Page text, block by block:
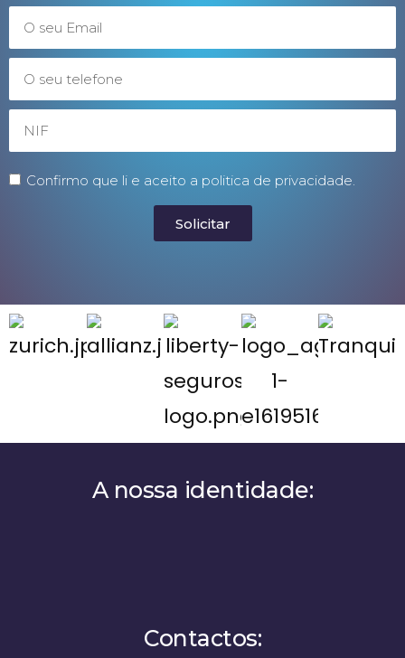
Confirmo que li e aceito a politica de privacidade.
Solicitar
A nossa identidade:
Contactos: